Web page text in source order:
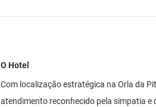
O Hotel
Com localização estratégica na Orla da
atendimento reconhecido pela simpatia e